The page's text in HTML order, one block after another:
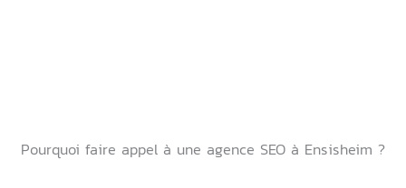
Pourquoi faire appel à une agence SEO à Ensisheim ?